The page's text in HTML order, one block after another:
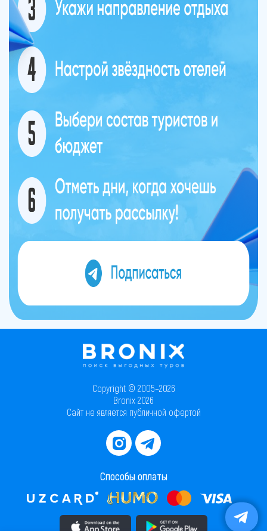
Copyright © 2005–2026
Bronix 2026
Сайт не является публичной офертой
Способы оплаты
Скачать приложение в AppStore Скачать приложение в PlayMarket